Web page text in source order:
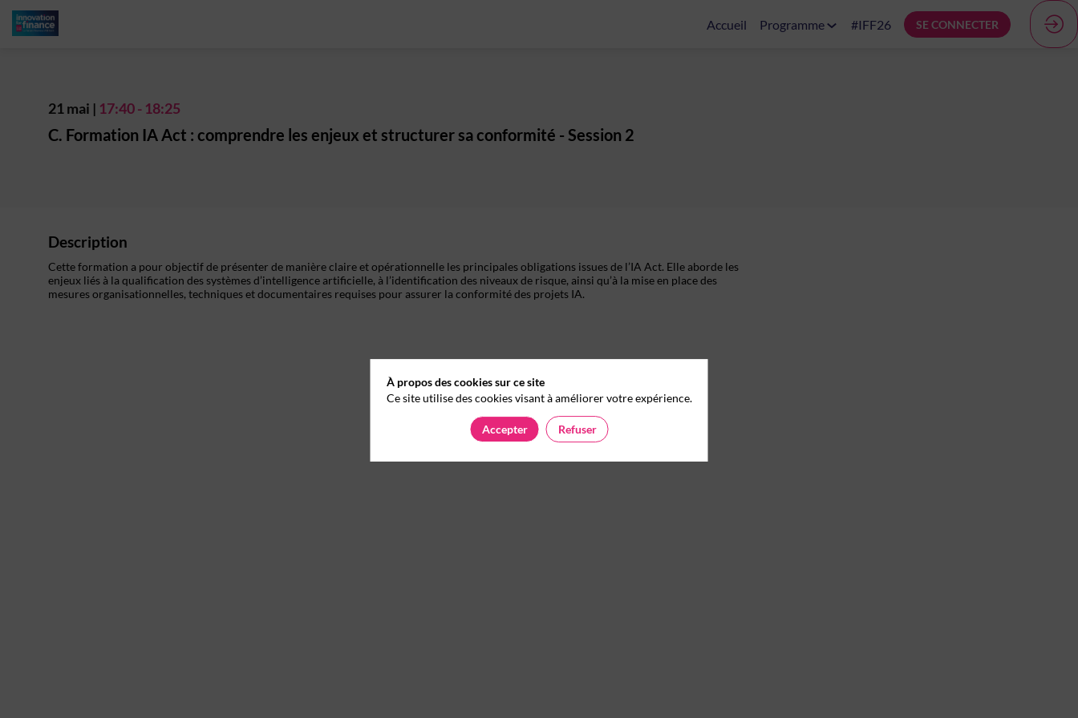
Accueil Programme #IFF26 SE CONNECTER
21 mai | 17:40- 18:25
C. Formation IA Act : comprendre les enjeux et structurer sa conformité - Session 2
Description
Cette formation a pour objectif de présenter de manière claire et opérationnelle les principales obligations issues de l’IA Act. Elle aborde les
enjeux liés à la qualification des systèmes d’intelligence artificielle, à l’identification des niveaux de risque, ainsi qu’à la mise en place des
mesures organisationnelles, techniques et documentaires requises pour assurer la conformité des projets IA.
À propos des cookies sur ce site
Ce site utilise des cookies visant à améliorer votre expérience.
Accepter Refuser